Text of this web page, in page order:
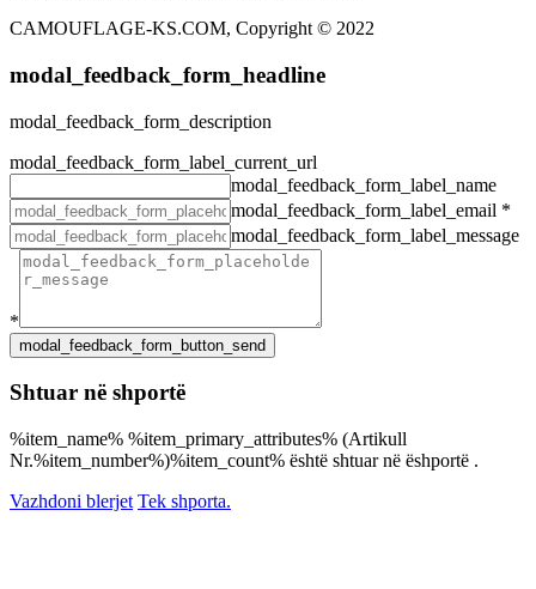
CAMOUFLAGE-KS.COM, Copyright © 2022
modal_feedback_form_headline
modal_feedback_form_description
modal_feedback_form_label_current_url
modal_feedback_form_label_name
modal_feedback_form_label_email *
modal_feedback_form_label_message
*
Shtuar në shportë
%item_name% %item_primary_attributes% (Artikull
Nr.%item_number%)%item_count% është shtuar në ëshportë .
Vazhdoni blerjet Tek shporta.